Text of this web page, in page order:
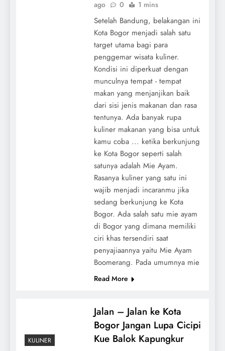
ago
0 1 mins
Setelah Bandung, belakangan ini
Kota Bogor menjadi salah satu
target utama bagi para
penggemar wisata kuliner.
Kondisi ini diperkuat dengan
munculnya tempat - tempat
makan yang menjanjikan baik
dari sisi jenis makanan dan rasa
tentunya. Ada banyak rupa
kuliner makanan yang bisa untuk
kamu coba ... ketika berkunjung
ke Kota Bogor seperti salah
satunya adalah Mie Ayam.
Rasanya kuliner yang satu ini
wajib menjadi incaranmu jika
sedang berkunjung ke Kota
Bogor. Ada salah satu mie ayam
di Bogor yang dimana memiliki
ciri khas tersendiri saat
penyajiaannya yaitu Mie Ayam
Boomerang. Pada umumnya mie
Read More
KULINER
Jalan – Jalan ke Kota
Bogor Jangan Lupa Cicipi
Kue Balok Kapungkur